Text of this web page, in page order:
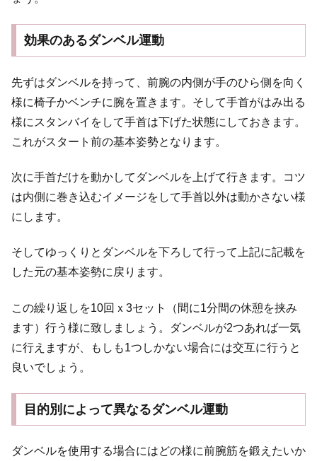
効果のあるダンベル運動
先ずはダンベルを持って、前腕の内側が手のひら側を向く
様に椅子かベンチに腕を置きます。そして手首がはみ出る
様にスタンバイをして手首は下げた状態にしておきます。
これがスタート前の基本姿勢となります。
次に手首だけを動かしてダンベルを上げて行きます。コツ
は内側に巻き込むイメージをして手首以外は動かさない様
にします。
そしてゆっくりとダンベルを下ろして行って上記に記載を
した元の基本姿勢に戻ります。
この繰り返しを10回ｘ3セット（間に1分間の休憩を挟み
ます）行う様に致しましょう。ダンベルが2つあれば一気
に行えますが、もしも1つしかない場合には交互に行うと
良いでしょう。
目的別によって異なるダンベル運動
ダンベルを使用する場合にはどの様に前腕筋を鍛えたいか